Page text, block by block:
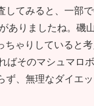
してみると、一部
ありましたね。磯
ゃりしていると
ばそのマシュマロ
ず、無理なダイエ